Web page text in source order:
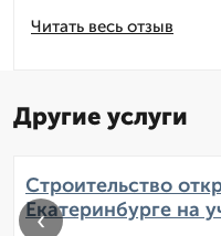
Читать весь отзыв
Другие услуги
Строительство
Екатеринбурге на
‹